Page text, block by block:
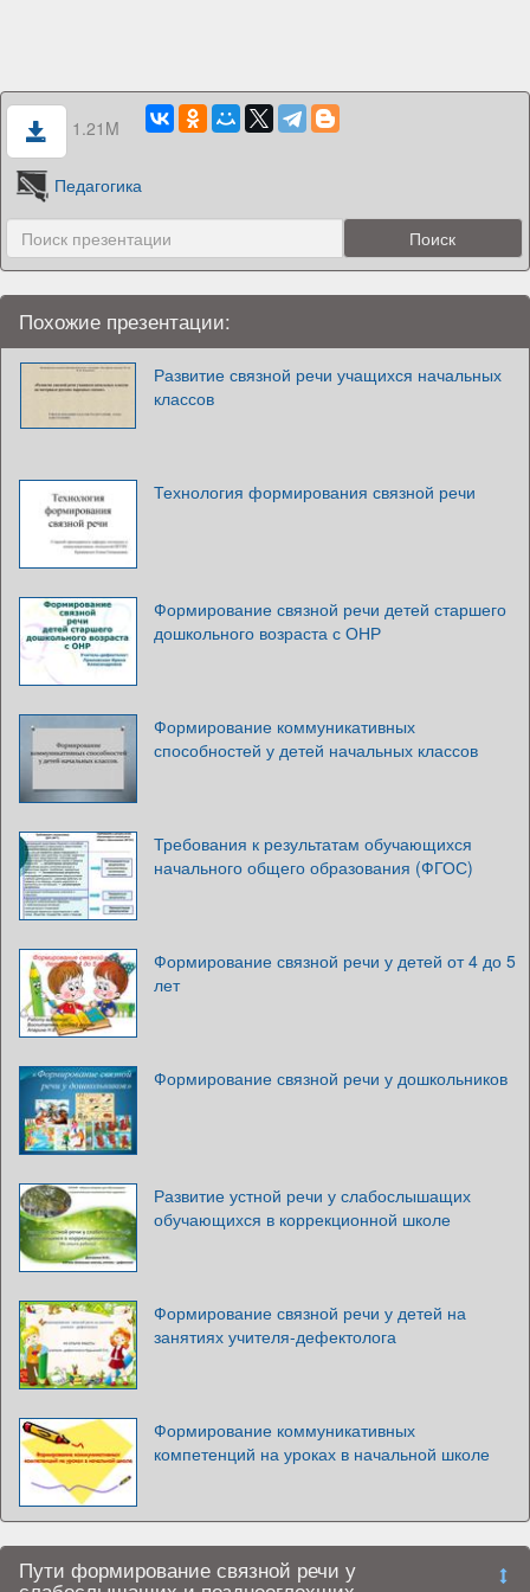
1.21M
Педагогика
Похожие презентации:
Развитие связной речи учащихся начальных
классов
Технология формирования связной речи
Формирование связной речи детей старшего
дошкольного возраста с ОНР
Формирование коммуникативных
способностей у детей начальных классов
Требования к результатам обучающихся
начального общего образования (ФГОС)
Формирование связной речи у детей от 4 до 5
лет
Формирование связной речи у дошкольников
Развитие устной речи у слабослышащих
обучающихся в коррекционной школе
Формирование связной речи у детей на
занятиях учителя-дефектолога
Формирование коммуникативных
компетенций на уроках в начальной школе
Пути формирование связной речи у